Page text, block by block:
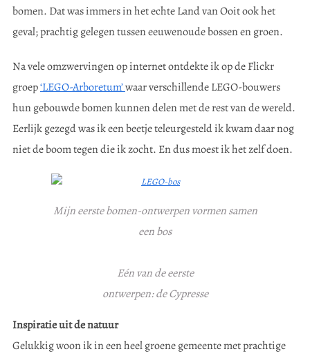
bomen. Dat was immers in het echte Land van Ooit ook het
geval; prachtig gelegen tussen eeuwenoude bossen en groen.
Na vele omzwervingen op internet ontdekte ik op de Flickr
groep‘LEGO-Arboretum’waar verschillende LEGO-bouwers
hun gebouwde bomen kunnen delen met de rest van de wereld.
Eerlijk gezegd was ik een beetje teleurgesteld ik kwam daar nog
niet de boom tegen die ik zocht. En dus moest ik het zelf doen.
Mijn eerste bomen-ontwerpen vormen samen
een bos
Eén van de eerste
ontwerpen: de Cypresse
Inspiratie uit de natuur
Gelukkig woon ik in een heel groene gemeente met prachtige